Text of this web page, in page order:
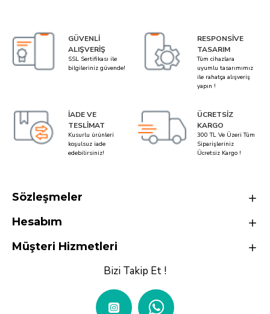
GÜVENLI
ALIŞVERIŞ
SSL Sertifikası ile
bilgileriniz güvende!
RESPONSIVE
TASARIM
Tüm cihazlara
uyumlu tasarımımız
ile rahatça alışveriş
yapın !
İADE VE
TESLIMAT
Kusurlu ürünleri
koşulsuz iade
edebilirsiniz!
ÜCRETSIZ
KARGO
300 TL Ve Üzeri Tüm
Siparişleriniz
Ücretsiz Kargo !
Sözleşmeler
Hesabım
Müşteri Hizmetleri
Bizi Takip Et !